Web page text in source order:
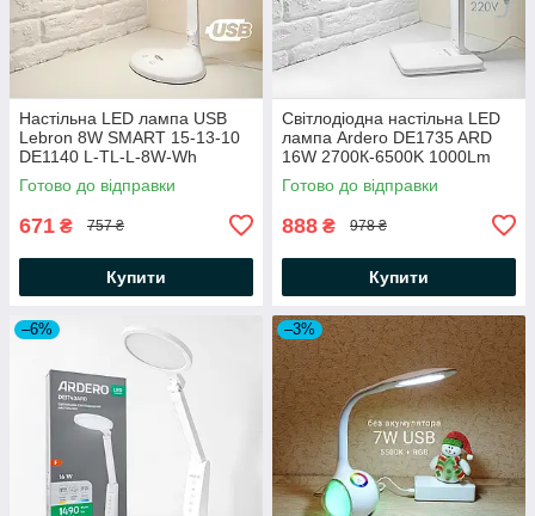
Настільна LED лампа USB
Lebron 8W SMART 15-13-10
DE1140 L-TL-L-8W-Wh
600Lm 4100K DC5V (працює
від Powerbank) біла
Готово до відправки
671 ₴ 757 ₴
Купити
Світлодіодна настільна LED
лампа Ardero DE1735 ARD
16W 2700К-6500K 1000Lm
(Feron) 180х138х400мм
потужна яскрава біла
Готово до відправки
888 ₴ 978 ₴
Купити
–6% –3%